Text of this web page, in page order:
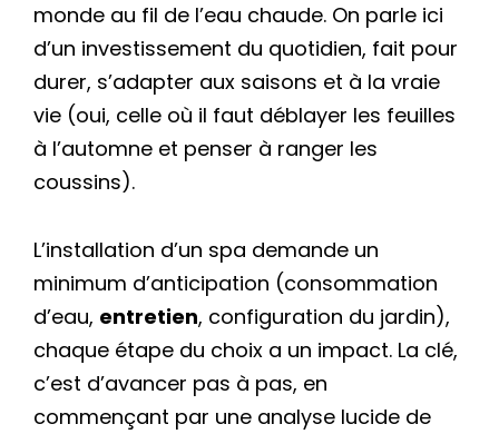
monde au fil de l’eau chaude. On parle ici
d’un investissement du quotidien, fait pour
durer, s’adapter aux saisons et à la vraie
vie (oui, celle où il faut déblayer les feuilles
à l’automne et penser à ranger les
coussins).
L’installation d’un spa demande un
minimum d’anticipation (consommation
d’eau, entretien, configuration du jardin),
chaque étape du choix a un impact. La clé,
c’est d’avancer pas à pas, en
commençant par une analyse lucide de